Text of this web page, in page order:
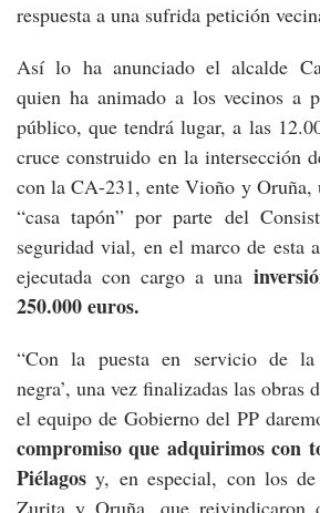
respuesta a una sufrida petición
Así lo ha anunciado el alcalde
quien ha animado a los vecinos a
público, que tendrá lugar, a las
cruce construido en la intersección
con la CA-231, ente Vioño y Oruña,
“casa tapón” por parte del
seguridad vial, en el marco de esta
ejecutada con cargo a una
250.000 euros.
“Con la puesta en servicio de la
negra’, una vez finalizadas las obras
el equipo de Gobierno del PP
compromiso que adquirimos con
Piélagosy, en especial, con los